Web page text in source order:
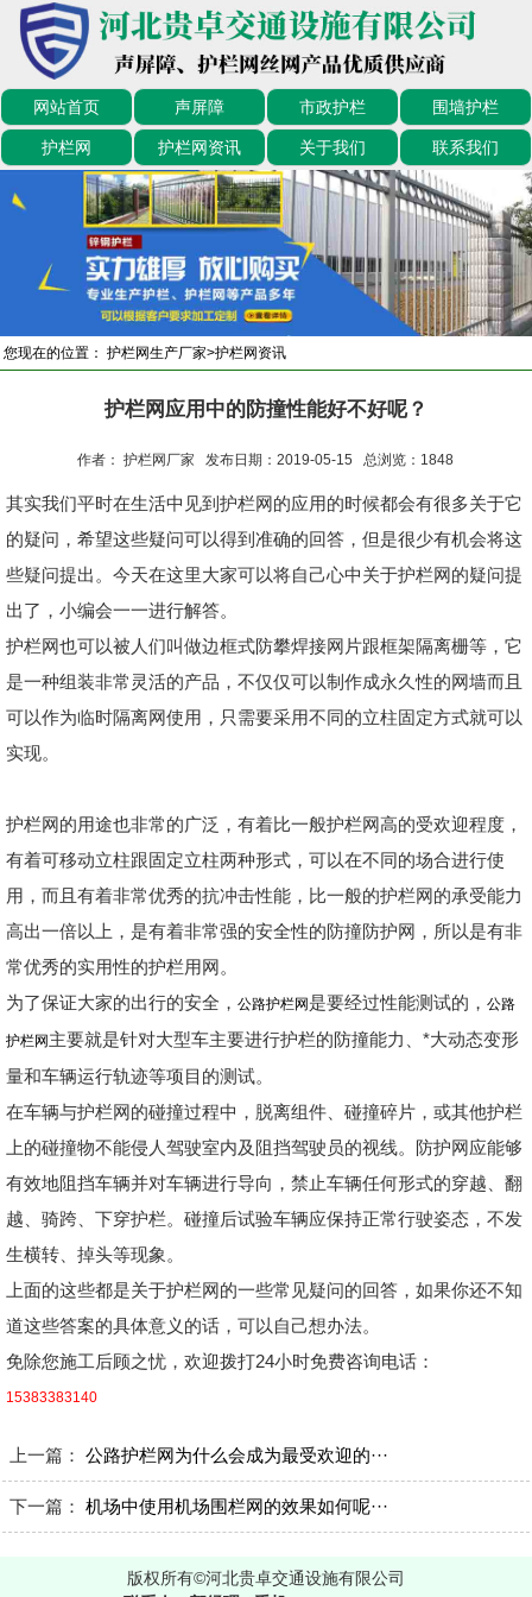
网站首页 声屏障 市政护栏 围墙护栏
护栏网 护栏网资讯 关于我们 联系我们
您现在的位置： 护栏网生产厂家>护栏网资讯
护栏网应用中的防撞性能好不好呢？
作者： 护栏网厂家 发布日期：2019-05-15 总浏览： 1848
其实我们平时在生活中见到护栏网的应用的时候都会有很多关于它
的疑问，希望这些疑问可以得到准确的回答，但是很少有机会将这
些疑问提出。今天在这里大家可以将自己心中关于护栏网的疑问提
出了，小编会一一进行解答。
护栏网也可以被人们叫做边框式防攀焊接网片跟框架隔离栅等，它
是一种组装非常灵活的产品，不仅仅可以制作成永久性的网墙而且
可以作为临时隔离网使用，只需要采用不同的立柱固定方式就可以
实现。
护栏网的用途也非常的广泛，有着比一般护栏网高的受欢迎程度，
有着可移动立柱跟固定立柱两种形式，可以在不同的场合进行使
用，而且有着非常优秀的抗冲击性能，比一般的护栏网的承受能力
高出一倍以上，是有着非常强的安全性的防撞防护网，所以是有非
常优秀的实用性的护栏用网。
为了保证大家的出行的安全，公路护栏网是要经过性能测试的，公路
护栏网主要就是针对大型车主要进行护栏的防撞能力、*大动态变形
量和车辆运行轨迹等项目的测试。
在车辆与护栏网的碰撞过程中，脱离组件、碰撞碎片，或其他护栏
上的碰撞物不能侵人驾驶室内及阻挡驾驶员的视线。防护网应能够
有效地阻挡车辆并对车辆进行导向，禁止车辆任何形式的穿越、翻
越、骑跨、下穿护栏。碰撞后试验车辆应保持正常行驶姿态，不发
生横转、掉头等现象。
上面的这些都是关于护栏网的一些常见疑问的回答，如果你还不知
道这些答案的具体意义的话，可以自己想办法。
免除您施工后顾之忧，欢迎拨打24小时免费咨询电话：
15383383140
上一篇：公路护栏网为什么会成为最受欢迎的···
下一篇：机场中使用机场围栏网的效果如何呢···
版权所有©河北贵卓交通设施有限公司